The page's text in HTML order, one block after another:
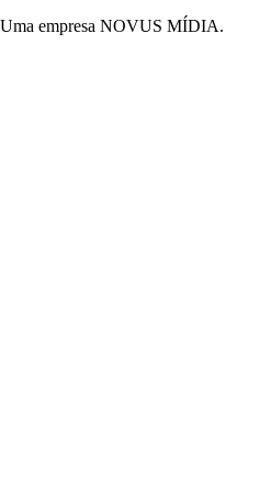
empresa NOVUS MÍDIA.